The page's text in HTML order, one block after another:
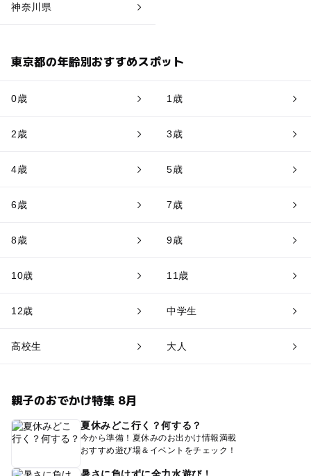
神奈川県
東京都の年齢別おすすめスポット
0歳 1歳
2歳 3歳
4歳 5歳
6歳 7歳
8歳 9歳
10歳 11歳
12歳 中学生
高校生 大人
親子のおでかけ特集 8月
夏休みどこ行く？何する？
今から準備！夏休みのお出かけ情報満載
おすすめ遊び場＆イベントをチェック！